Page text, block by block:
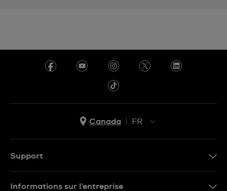
Canada
FR
Support
Informations sur l'entreprise